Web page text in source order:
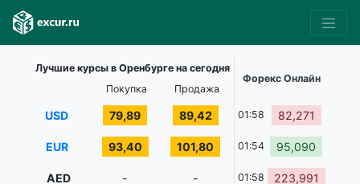
Лучшие курсы в Оренбурге на сегодня
Форекс Онлайн
Покупка
Продажа
USD 79,89 89,42 01:58 82,271
EUR 93,40 101,80 01:54 95,090
AED - - 01:58 223,991